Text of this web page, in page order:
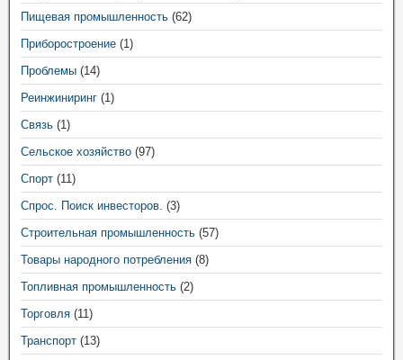
Пищевая промышленность (62)
Приборостроение (1)
Проблемы (14)
Реинжиниринг (1)
Связь (1)
Сельское хозяйство (97)
Спорт (11)
Спрос. Поиск инвесторов. (3)
Строительная промышленность (57)
Товары народного потребления (8)
Топливная промышленность (2)
Торговля (11)
Транспорт (13)